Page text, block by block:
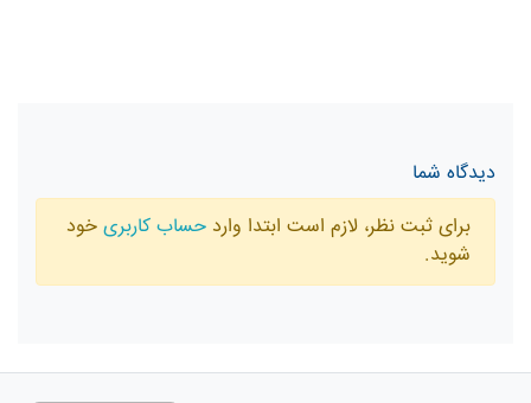
دیدگاه شما
برای ثبت نظر، لازم است ابتدا وارد حساب کاربری خود
شوید.